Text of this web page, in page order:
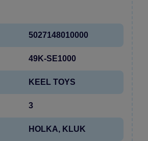
5027148010000
49K-SE1000
KEEL TOYS
3
HOLKA, KLUK